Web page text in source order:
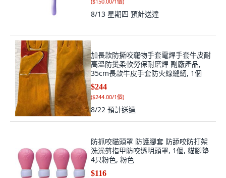
8/13 星期四 預計送達
加長款防撕咬寵物手套電焊手套牛皮耐
高溫防燙柔軟勞保耐磨焊 副廠產品,
35cm長款牛皮手套防火線縫紉, 1個
$244
($244.00/1個)
8/22 預計送達
防抓咬貓頭罩 防護腳套 防舔咬防打架
洗澡剪指甲防咬透明頭罩, 1個, 貓腳墊
4只粉色, 粉色
$116